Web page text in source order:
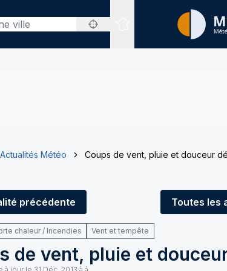
Sites expertisés
Actualités Météo Coups de vent, pluie et douceur
précédente Toutes les
chaleur / Incendies Vent et tempête
de vent, pluie et